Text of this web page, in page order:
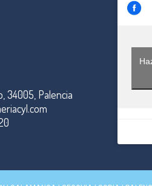
34005, Palencia